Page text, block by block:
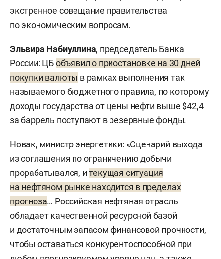
экстренное совещание правительства
по экономическим вопросам.
Эльвира Набиуллина, председатель Банка
России: ЦБобъявил о приостановке на 30 дней
покупки валюты в рамках выполнения так
называемого бюджетного правила, по которому
доходы государства от цены нефти выше $42,4
за баррель поступают в резервные фонды.
Новак, министр энергетики: «Сценарий выхода
из соглашения по ограничению добычи
прорабатывался, итекущая ситуация
на нефтяном рынке находится в пределах
прогноза… Российская нефтяная отрасль
обладает качественной ресурсной базой
и достаточным запасом финансовой прочности,
чтобы оставаться конкурентоспособной при